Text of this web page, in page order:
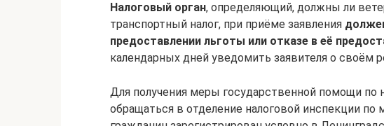
Налоговый орган, определяющий, должны ли
транспортный налог, при приёме заявления
предоставлении льготы или отказе в её
календарных дней уведомить заявителя о своём
Для получения меры государственной помощи по
обращаться в отделение налоговой инспекции